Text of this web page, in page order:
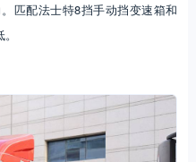
匹配法士特8挡手动挡变速箱和